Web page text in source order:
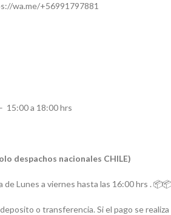
wa.me/+56991797881
15:00 a 18:00 hrs
despachos nacionales CHILE)
de Lunes a viernes hasta las 16:00 hrs .
o transferencia. Si el pago se